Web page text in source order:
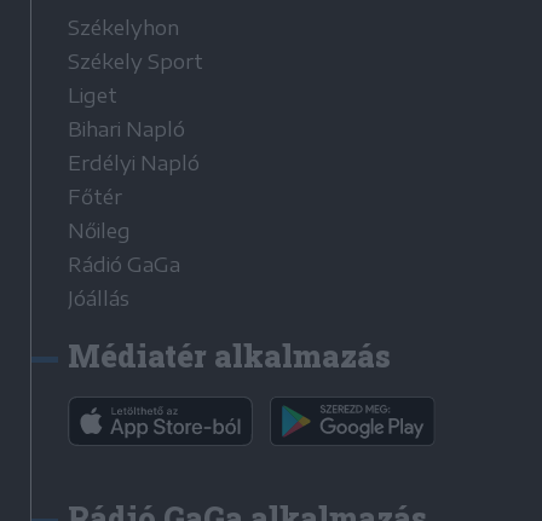
Székelyhon
Székely Sport
Liget
Bihari Napló
Erdélyi Napló
Főtér
Nőileg
Rádió GaGa
Jóállás
Médiatér alkalmazás